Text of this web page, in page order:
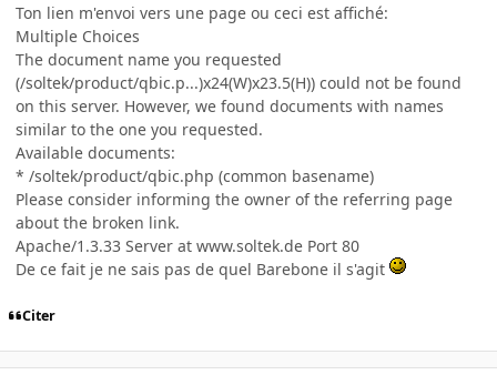
Ton lien m'envoi vers une page ou ceci est affiché:
Multiple Choices
The document name you requested
(/soltek/product/qbic.p...)x24(W)x23.5(H)) could not be found
on this server. However, we found documents with names
similar to the one you requested.
Available documents:
* /soltek/product/qbic.php (common basename)
Please consider informing the owner of the referring page
about the broken link.
Apache/1.3.33 Server at www.soltek.de Port 80
De ce fait je ne sais pas de quel Barebone il s'agit
Citer